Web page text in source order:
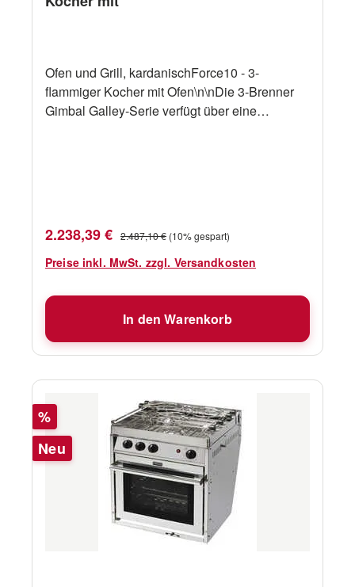
Ofen und Grill, kardanischForce10 - 3-
flammiger Kocher mit Ofen\n\nDie 3-Brenner
Gimbal Galley-Serie verfügt über eine
Größen.AbmessungenErsatzteile
Verkaufspreis:
2.238,39 € Regulärer Preis:
2.487,10 € (10% gespart)
Preise inkl. MwSt. zzgl. Versandkosten
In den Warenkorb
Rabatt
%
Neu